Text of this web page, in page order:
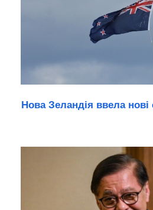
Нова Зеландія ввела нові